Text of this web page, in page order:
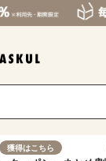
獲得はこちら